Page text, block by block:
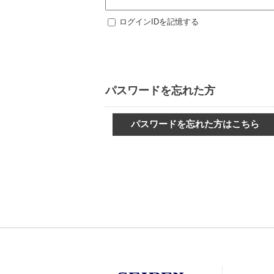
ログインIDを記憶する
パスワードを忘れた方
パスワードを忘れた方はこちら